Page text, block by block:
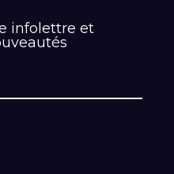
infolettre et